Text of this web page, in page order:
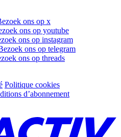
ons op x
ons op youtube
ons op instagram
ons op telegram
ons op threads
Politique cookies
d’abonnement